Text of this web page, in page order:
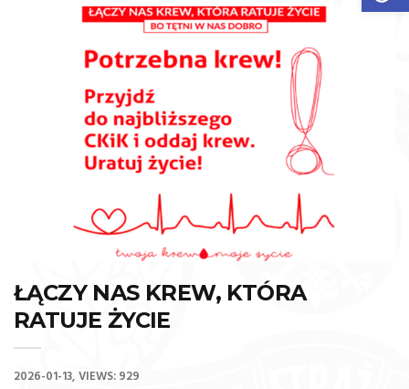
ŁĄCZY NAS KREW, KTÓRA
RATUJE ŻYCIE
2026-01-13 VIEWS: 929